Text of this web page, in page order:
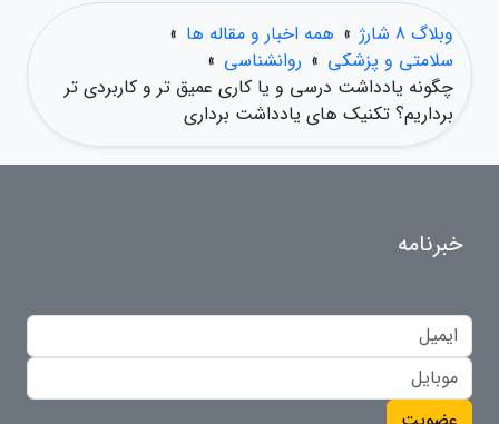
وبلاگ 8 شارژ » همه اخبار و مقاله ها »
سلامتی و پزشکی » روانشناسی »
چگونه یادداشت درسی و یا کاری عمیق تر و کاربردی تر
برداریم؟ تکنیک های یادداشت برداری
خبرنامه